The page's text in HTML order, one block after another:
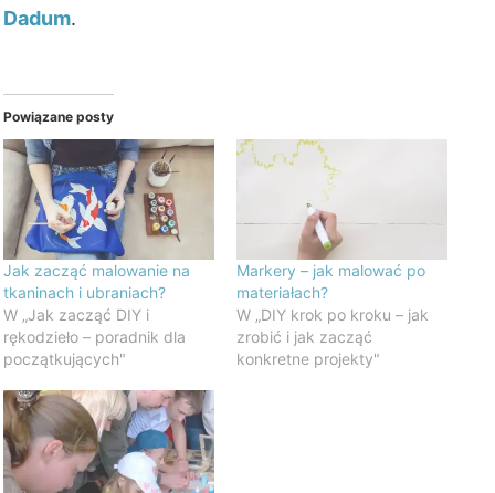
Dadum.
Powiązane posty
Jak zacząć malowanie na
tkaninach i ubraniach?
W „Jak zacząć DIY i
rękodzieło – poradnik dla
początkujących"
Markery – jak malować po
materiałach?
W „DIY krok po kroku – jak
zrobić i jak zacząć
konkretne projekty"